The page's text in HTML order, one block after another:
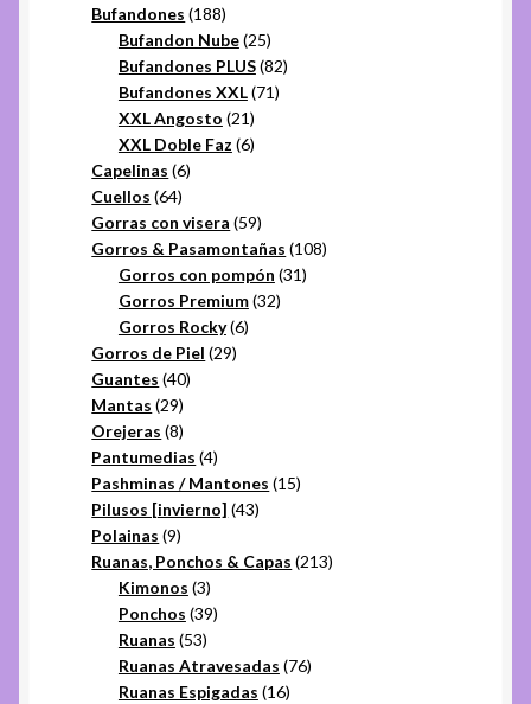
productos
Bufandones 188188
productos
Bufandon Nube 2525
productos
Bufandones PLUS 8282
Bufandones XXL 7171
XXL Angosto 2121
productos
XXL Doble Faz 66
Capelinas 66
Cuellos 6464
productos
Gorras con visera 5959
productos
Gorros & Pasamontañas 108108
Gorros con pompón 3131
Gorros Premium 3232
Gorros Rocky 66
Gorros de Piel 2929
Guantes 4040
Mantas 2929
productos
Orejeras 88
productos
Pantumedias 44
productos
Pashminas / Mantones 1515
Pilusos [invierno] 4343
Polainas 99
productos
Ruanas, Ponchos & Capas 213213
Kimonos 33
productos
Ponchos 3939
Ruanas 5353
productos
Ruanas Atravesadas 7676
Ruanas Espigadas 1616